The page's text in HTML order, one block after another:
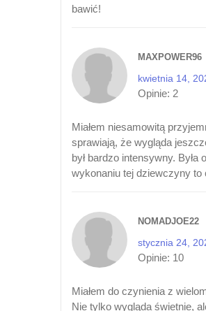
bawić!
MAXPOWER96
kwietnia 14,
Opinie: 2
Miałem niesamowitą
sprawiają, że wygląda
był bardzo intensywny.
wykonaniu tej dziewczyny to
NOMADJOE22
stycznia 24,
Opinie: 10
Miałem do czynienia z
Nie tylko wygląda świetnie,